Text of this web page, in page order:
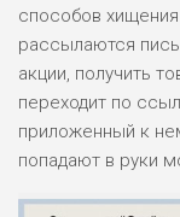
НАЗВАНИЕ
ДОХОД:
способов
рассылаются
акции, получить
переходит по
приложенный к
попадают в руки